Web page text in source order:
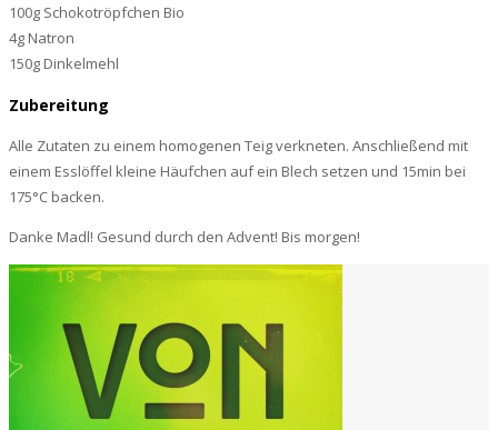
100g Schokotröpfchen Bio
4g Natron
150g Dinkelmehl
Zubereitung
Alle Zutaten zu einem homogenen Teig verkneten. Anschließend mit
einem Esslöffel kleine Häufchen auf ein Blech setzen und 15min bei
175°C backen.
Danke Madl! Gesund durch den Advent! Bis morgen!